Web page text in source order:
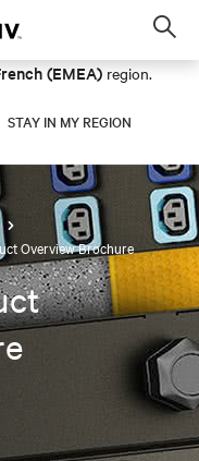
(EMEA) region.
STAY IN MY REGION
Overview Brochure